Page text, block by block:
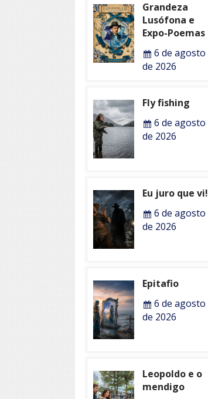
Grandeza
Lusófona e
Expo-Poemas
6 de agosto
de 2026
Fly fishing
6 de agosto
de 2026
Eu juro que vi!
6 de agosto
de 2026
Epitafio
6 de agosto
de 2026
Leopoldo e o
mendigo